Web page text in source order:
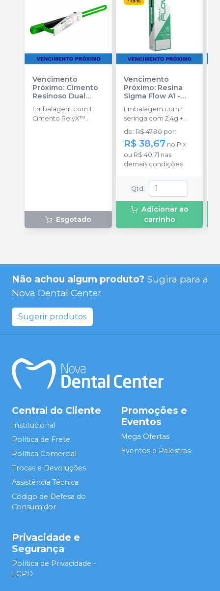
Vencimento
Próximo: Cimento
Resinoso Dual
RelyX™ Ultimate
Clicker - A1 -
SOLVENTUM
Embalagem com 1
Cimento RelyX™
Esgotado
Vencimento
Próximo: Resina
Sigma Flow A1 -
DFL
Embalagem com 1
seringa com 2,4g +
pontas aplicadoras.
de: R$ 47,90 por:
R$ 38,67 no Pix
ou R$ 40,71 nas
demais condições
Qtd :
Adicionar ao
carrinho
Não achou algum produto? Sugira para a
Nova Dental Center
Sugerir produtos
Central do Cliente
Institucional
Política de Frete
Política Comercial
Trocas e Devoluções
Assistência Técnica
Código de Defesa do
Consumidor
Promoções e
Eventos
Mega Ofertas
Eventos e Palestras
Privacidade e
Segurança
Política de Privacidade -
LGPD